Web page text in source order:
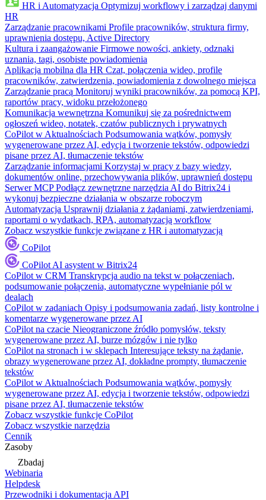
HR i Automatyzacja Optymizuj workflowy i zarządzaj danymi
HR
Zarządzanie pracownikami Profile pracowników, struktura firmy,
uprawnienia dostępu, Active Directory
Kultura i zaangażowanie Firmowe nowości, ankiety, odznaki
uznania, tagi, osobiste powiadomienia
Aplikacja mobilna dla HR Czat, połączenia wideo, profile
pracowników, zatwierdzenia, powiadomienia z dowolnego miejsca
Zarządzanie pracą Monitoruj wyniki pracowników, za pomocą KPI,
raportów pracy, widoku przełożonego
Komunikacja wewnętrzna Komunikuj się za pośrednictwem
ogłoszeń wideo, notatek, czatów publicznych i prywatnych
CoPilot w Aktualnościach Podsumowania wątków, pomysły
wygenerowane przez AI, edycja i tworzenie tekstów, odpowiedzi
pisane przez AI, tłumaczenie tekstów
Zarządzanie informacjami Korzystaj w pracy z bazy wiedzy,
dokumentów online, przechowywania plików, uprawnień dostępu
Serwer MCP Podłącz zewnętrzne narzędzia AI do Bitrix24 i
wykonuj bezpieczne działania w obszarze roboczym
Automatyzacja Usprawnij działania z żądaniami, zatwierdzeniami,
raportami o wydatkach, RPA, automatyzacją workflow
Zobacz wszystkie funkcje związane z HR i automatyzacją
CoPilot
CoPilot AI asystent w Bitrix24
CoPilot w CRM Transkrypcja audio na tekst w połączeniach,
podsumowanie połączenia, automatyczne wypełnianie pól w
dealach
CoPilot w zadaniach Opisy i podsumowania zadań, listy kontrolne i
komentarze wygenerowane przez AI
CoPilot na czacie Nieograniczone źródło pomysłów, teksty
wygenerowane przez AI, burze mózgów i nie tylko
CoPilot na stronach i w sklepach Interesujące teksty na żądanie,
obrazy wygenerowane przez AI, dokładne prompty, tłumaczenie
tekstów
CoPilot w Aktualnościach Podsumowania wątków, pomysły
wygenerowane przez AI, edycja i tworzenie tekstów, odpowiedzi
pisane przez AI, tłumaczenie tekstów
Zobacz wszystkie funkcje CoPilot
Zobacz wszystkie narzędzia
Cennik
Zasoby
Zbadaj
Webinaria
Helpdesk
Przewodniki i dokumentacja API